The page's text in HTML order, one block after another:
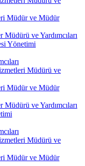
Müdür ve Müdür
ve Yardımcıları
Yönetimi
Müdürü ve
Müdür ve Müdür
ve Yardımcıları
Müdürü ve
Müdür ve Müdür